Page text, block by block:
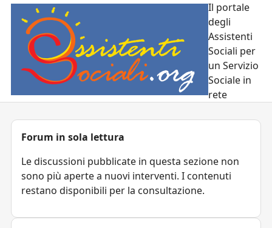
Il portale
degli
Assistenti
Sociali per
un Servizio
Sociale in
rete
Forum in sola lettura
Le discussioni pubblicate in questa sezione non
sono più aperte a nuovi interventi. I contenuti
restano disponibili per la consultazione.